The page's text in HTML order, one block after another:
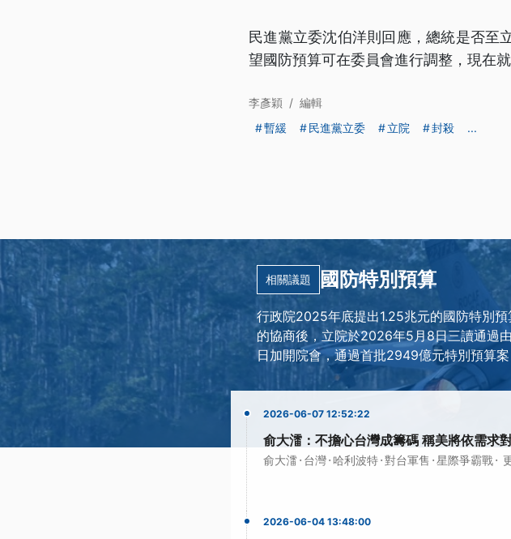
民進黨立委沈伯洋則回應，總統是否至
望國防預算可在委員會進行調整，現在
李彥穎 / 編輯
暫緩
民進黨立委 立院 封殺 ...
相關議題 國防特別預算
行政院2025年底提出1.25兆元的國防特別
的協商後，立院於2026年5月8日三讀通過
日加開院會，通過首批2949億元特別預算
2026-06-07 12:52:22
俞大㵢：不擔心台灣成籌碼 稱美將依需求
俞大㵢· 台灣· 哈利波特·對台軍售 ·星際爭霸戰·
2026-06-04 13:48:00